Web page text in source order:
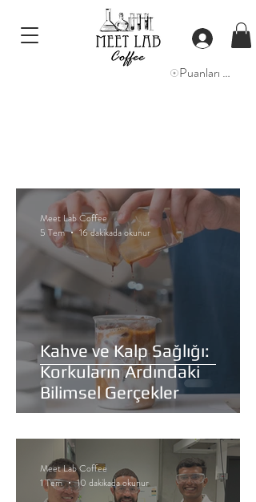
Puanları Görüntüle
Kahve ve Kalp Sağlığı:
Korkuların Ardındaki
Bilimsel Gerçekler
Meet Lab Coffee
5 Tem
16 dakikada okunur
Meet Lab Coffee
1 Tem
10 dakikada okunur